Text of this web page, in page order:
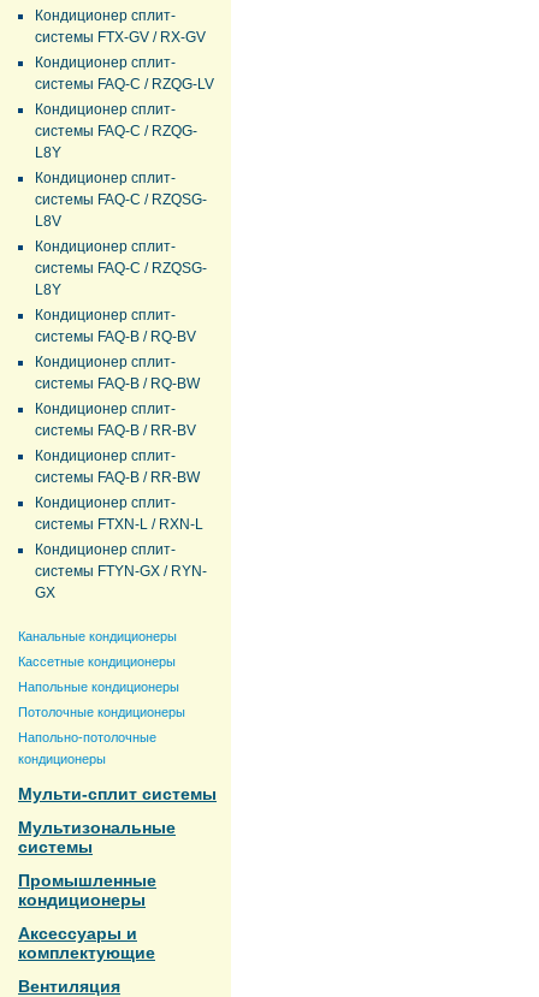
Кондиционер сплит-
системы FTX-GV / RX-GV
Кондиционер сплит-
системы FAQ-C / RZQG-LV
Кондиционер сплит-
системы FAQ-C / RZQG-
L8Y
Кондиционер сплит-
системы FAQ-C / RZQSG-
L8V
Кондиционер сплит-
системы FAQ-C / RZQSG-
L8Y
Кондиционер сплит-
системы FAQ-B / RQ-BV
Кондиционер сплит-
системы FAQ-B / RQ-BW
Кондиционер сплит-
системы FAQ-B / RR-BV
Кондиционер сплит-
системы FAQ-B / RR-BW
Кондиционер сплит-
системы FTXN-L / RXN-L
Кондиционер сплит-
системы FTYN-GX / RYN-
GX
Канальные кондиционеры
Кассетные кондиционеры
Напольные кондиционеры
Потолочные кондиционеры
Напольно-потолочные
кондиционеры
Мульти-сплит системы
Мультизональные
системы
Промышленные
кондиционеры
Аксессуары и
комплектующие
Вентиляция